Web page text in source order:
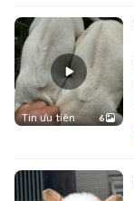
Tin ưu tiên 6